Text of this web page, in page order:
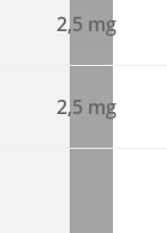
2,5 mg
2,5 mg